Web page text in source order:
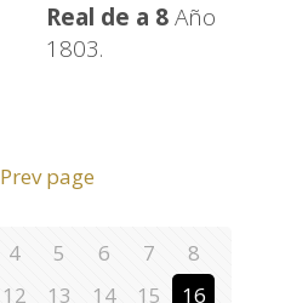
Real de a 8Año
1803.
Prev page
4 5 6 7
8
12 13 14 15
16